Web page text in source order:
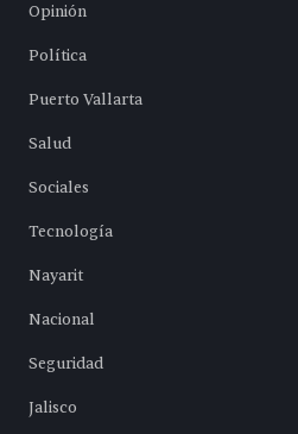
Opinión
Política
Puerto Vallarta
Salud
Sociales
Tecnología
Nayarit
Nacional
Seguridad
Jalisco